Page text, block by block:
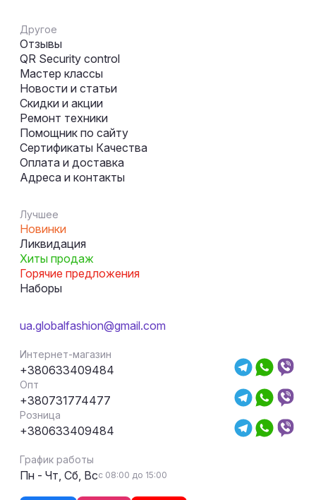
Другое
Отзывы
QR Security control
Мастер классы
Новости и статьи
Скидки и акции
Ремонт техники
Помощник по сайту
Сертификаты Качества
Оплата и доставка
Адреса и контакты
Лучшее
Новинки
Ликвидация
Хиты продаж
Горячие предложения
Наборы
ua.globalfashion@gmail.com
Интернет-магазин
+380633409484
Опт
+380731774477
Розница
+380633409484
График работы
Пн - Чт, Сб, Всс 08:00 до 15:00